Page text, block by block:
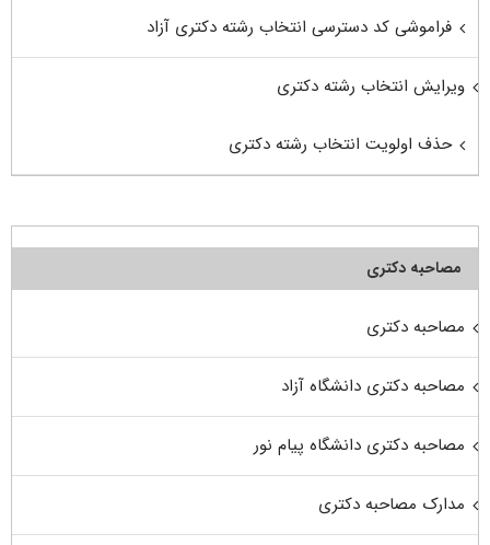
فراموشی کد دسترسی انتخاب رشته دکتری آزاد
ویرایش انتخاب رشته دکتری
حذف اولویت انتخاب رشته دکتری
مصاحبه دکتری
مصاحبه دکتری
مصاحبه دکتری دانشگاه آزاد
مصاحبه دکتری دانشگاه پیام نور
مدارک مصاحبه دکتری